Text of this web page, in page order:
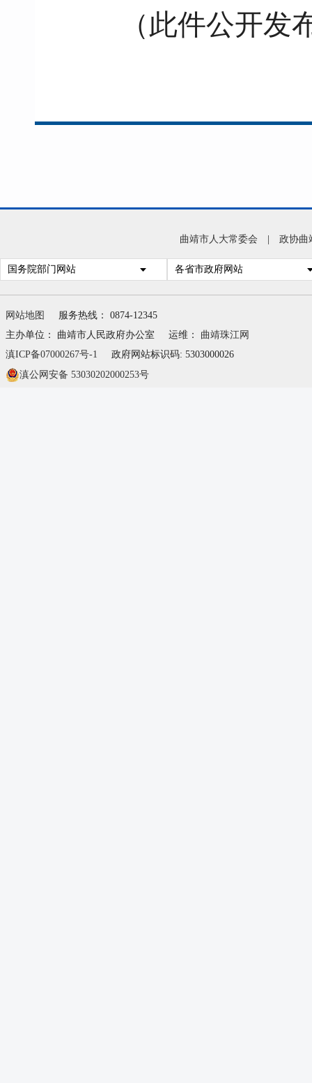
（此件公开发
曲靖市人大常委会 政协曲
国务院部门网站 各省市政府网站
网站地图
服务热线： 0874-12345
主办单位： 曲靖市人民政府办公室
运维： 曲靖珠江网
滇ICP备07000267号-1
政府网站标识码: 5303000026
滇公网安备 53030202000253号